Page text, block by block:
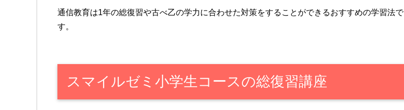
通信教育は1年の総復習や古べ乙の学力に合わせた対策をすることができるおすすめの学習法で
す。
スマイルゼミ小学生コースの総復習講座